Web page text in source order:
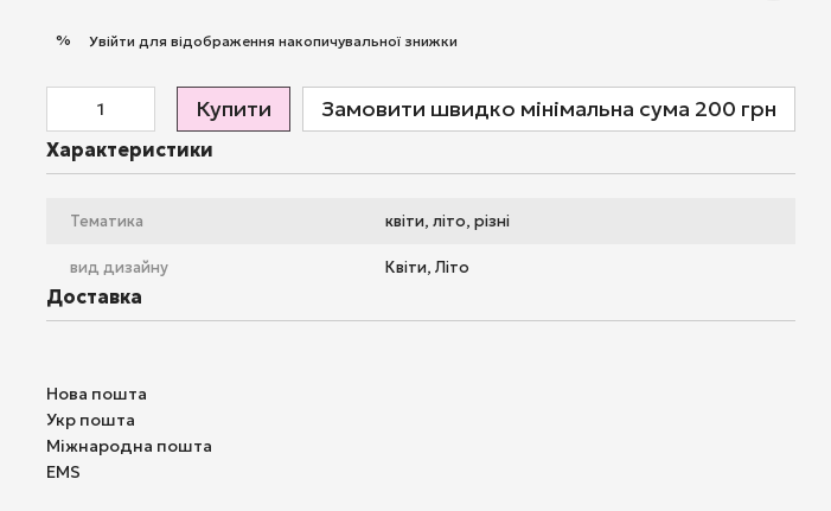
% Увійти для відображення накопичувальної знижки
Купити Замовити швидко мінімальна сума 200 грн
Характеристики
Тематика квіти, літо, різні
вид дизайну Квіти, Літо
Доставка
Нова пошта
Укр пошта
Міжнародна пошта
EMS